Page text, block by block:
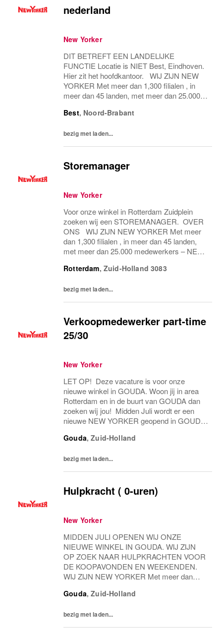
nederland
New Yorker
DIT BETREFT EEN LANDELIJKE
FUNCTIE Locatie is NIET Best, Eindhoven.
Hier zit het hoofdkantoor. WIJ ZIJN NEW
YORKER Met meer dan 1,300 filialen , in
meer dan 45 landen, met meer dan 25.000
de platte hiërarchieën van een familiebedrijf
Best, Noord-Brabant
bezig met laden...
Storemanager
New Yorker
Voor onze winkel in Rotterdam Zuidplein
zoeken wij een STOREMANAGER. OVER
ONS WIJ ZIJN NEW YORKER Met meer
dan 1,300 filialen , in meer dan 45 landen,
met meer dan 25.000 medewerkers – NEW
van een familiebedrijf met internationale
Rotterdam, Zuid-Holland 3083
bezig met laden...
Verkoopmedewerker part-time
25/30
New Yorker
LET OP! Deze vacature is voor onze
nieuwe winkel in GOUDA. Woon jij in area
Rotterdam en in de buurt van GOUDA dan
zoeken wij jou! Midden Juli wordt er een
nieuwe NEW YORKER geopend in GOUDA.
30 uur en hulpkrachten. WIJ ZIJN NEW
Gouda,Zuid-Holland
bezig met laden...
Hulpkracht ( 0-uren)
New Yorker
MIDDEN JULI OPENEN WIJ ONZE
NIEUWE WINKEL IN GOUDA. WIJ ZIJN
OP ZOEK NAAR HULPKRACHTEN VOOR
DE KOOPAVONDEN EN WEEKENDEN.
WIJ ZIJN NEW YORKER Met meer dan
meer dan 25.000 medewerkers – NEW
van een...
Gouda,Zuid-Holland
bezig met laden...